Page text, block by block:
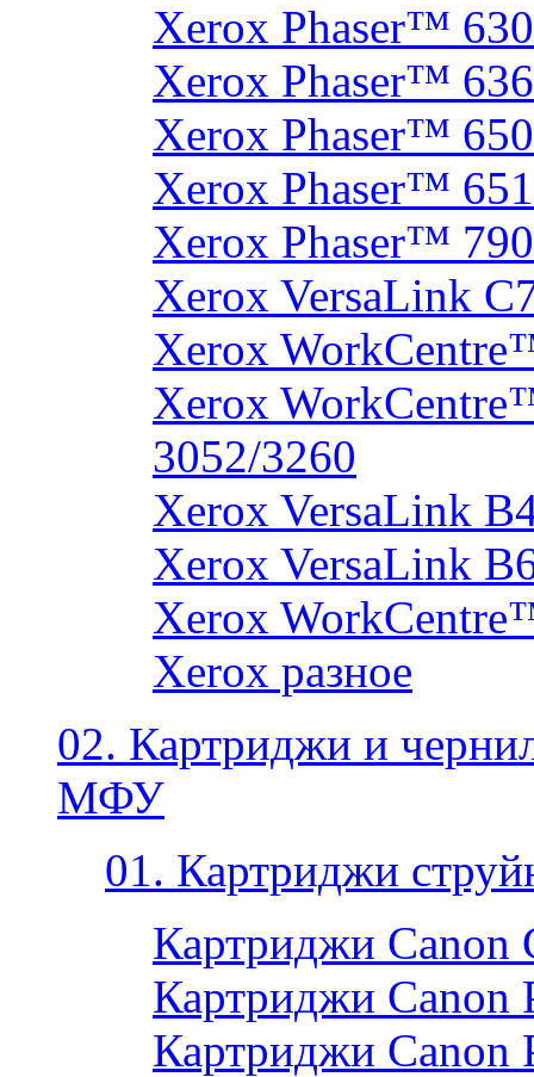
Xerox Phaser™
Xerox Phaser™
Xerox Phaser™
Xerox Phaser™
Xerox Phaser™ 790
Xerox VersaLink
Xerox
Xerox
3052/3260
Xerox VersaLink
Xerox VersaLink
Xerox
Xerox разное
02. Картриджи и
МФУ
01. Картриджи
Картриджи Canon
Картриджи Canon
Картриджи Canon